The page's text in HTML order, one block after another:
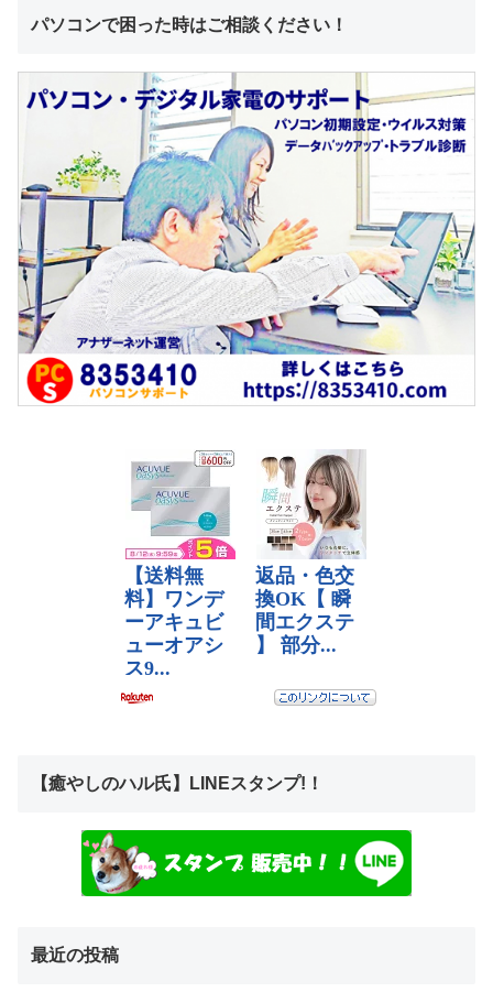
パソコンで困った時はご相談ください！
【癒やしのハル氏】LINEスタンプ!！
最近の投稿